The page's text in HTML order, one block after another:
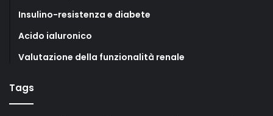
Insulino-resistenza e diabete
Acido ialuronico
Valutazione della funzionalità renale
Tags